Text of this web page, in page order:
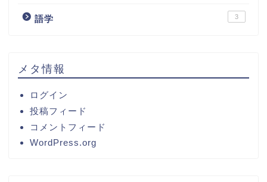
語学 3
メタ情報
ログイン
投稿フィード
コメントフィード
WordPress.org